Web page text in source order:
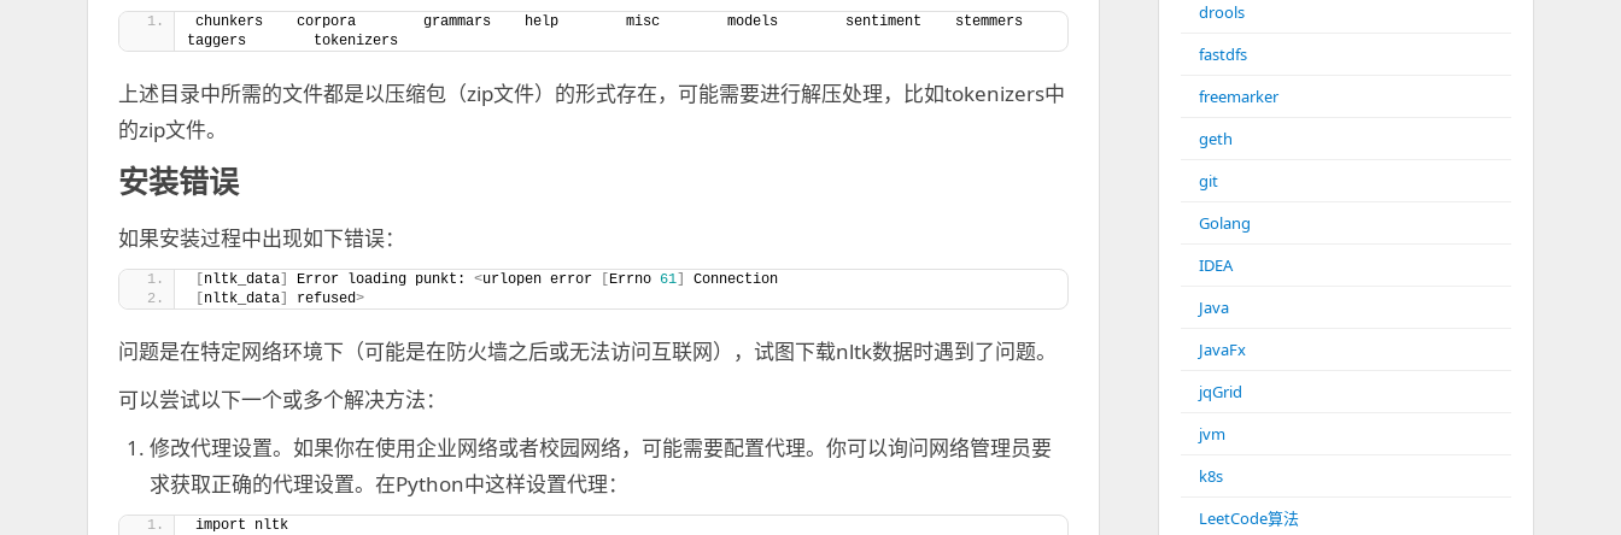
chunkers    corpora        grammars    help        misc        models        sentiment    stemmers
taggers        tokenizers
上述目录中所需的文件都是以压缩包（zip文件）的形式存在，可能需要进行解压处理，比如tokenizers中
的zip文件。
安装错误
如果安装过程中出现如下错误：
nltk_data Error loading punkt: <urlopen error Errno 61
Connection
nltk_data refused>
问题是在特定网络环境下（可能是在防火墙之后或无法访问互联网），试图下载nltk数据时遇到了问题。
可以尝试以下一个或多个解决方法：
修改代理设置。如果你在使用企业网络或者校园网络，可能需要配置代理。你可以询问网络管理员要
求获取正确的代理设置。在Python中这样设置代理：
import nltk
drools
fastdfs
freemarker
geth
git
Golang
IDEA
Java
JavaFx
jqGrid
jvm
k8s
LeetCode算法